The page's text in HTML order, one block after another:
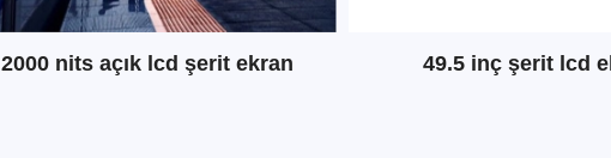
2000 nits açık lcd şerit ekran 49.5 inç şerit lcd